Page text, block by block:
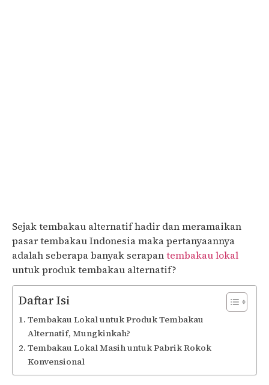
Sejak tembakau alternatif hadir dan meramaikan
pasar tembakau Indonesia maka pertanyaannya
adalah seberapa banyak serapantembakau lokal
untuk produk tembakau alternatif?
Daftar Isi
Tembakau Lokal untuk Produk Tembakau
Alternatif, Mungkinkah?
Tembakau Lokal Masih untuk Pabrik Rokok
Konvensional